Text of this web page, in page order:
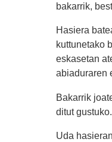
bakarrik,
Hasiera
kuttunetako
eskasetan
abiaduraren
Bakarrik
ditut
Uda